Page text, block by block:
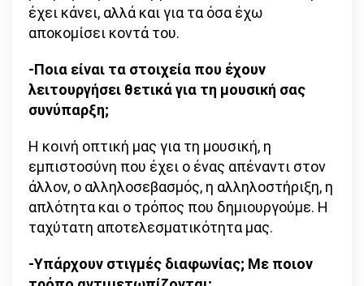
έχει κάνει, αλλά και για τα όσα έχω
αποκομίσει κοντά του.
-Ποια είναι τα στοιχεία που έχουν
λειτουργήσει θετικά για τη μουσική σας
συνύπαρξη;
Η κοινή οπτική μας για τη μουσική, η
εμπιστοσύνη που έχει ο ένας απέναντι στον
άλλον, ο αλληλοσεβασμός, η αλληλοστήριξη, η
απλότητα και ο τρόπος που δημιουργούμε. Η
ταχύτατη αποτελεσματικότητα μας.
-Υπάρχουν στιγμές διαφωνίας; Με ποιον